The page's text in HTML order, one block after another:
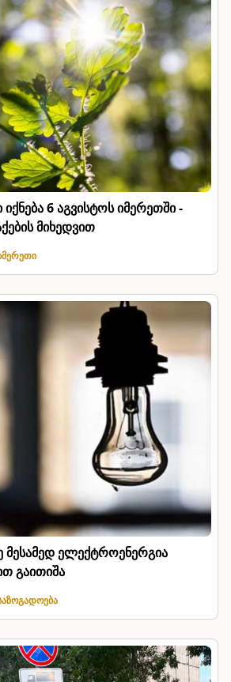
6 აგვისტოს იმერეთში -
მიხედვით
მესამედ ელექტროენერგია
გაითიშა